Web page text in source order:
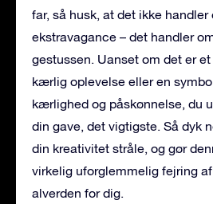
far, så husk, at det ikke
ekstravagance – det handler
gestussen. Uanset om det er
kærlig oplevelse eller en
kærlighed og påskønnelse, du
din gave, det vigtigste. Så dyk
din kreativitet stråle, og gør
virkelig uforglemmelig fejring
alverden for dig.